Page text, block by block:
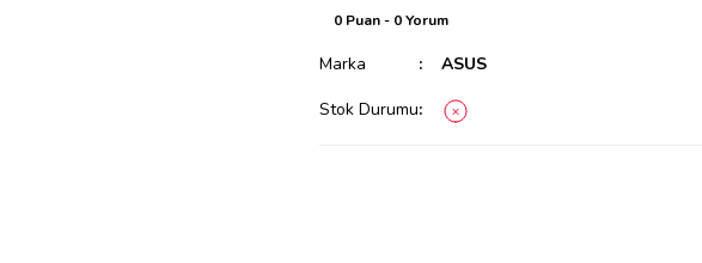
0 Puan - 0 Yorum
Marka ASUS
Stok Durumu